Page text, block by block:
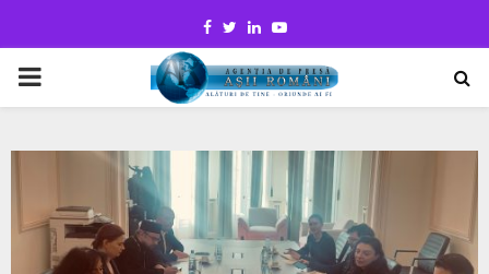
Facebook
TwitterLinkedinYoutube
PRIMARY